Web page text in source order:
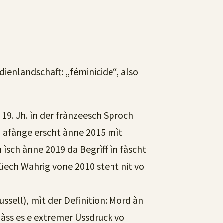
„féminicide“, also
Jh. ìn der frànzeesch Sproch
erscht ànne 2015 mìt
ànne 2019 da Begrìff ìn fàscht
Wahrig vone 2010 steht nit vo
mìt der Definition: Mord àn
es e extremer Üssdruck vo